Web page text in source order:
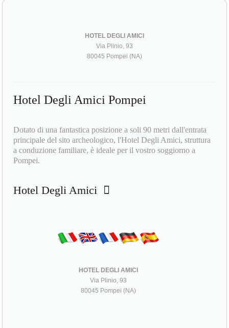
HOTEL DEGLI AMICI
Via Plinio, 93
80045 Pompei (NA)
Hotel Degli Amici Pompei
Dotato di una fantastica posizione a soli 90 metri dall'entrata
principale del sito archeologico, l'Hotel Degli Amici, struttura
a conduzione familiare, è ideale per il vostro soggiorno a
Pompei.
Hotel Degli Amici
HOTEL DEGLI AMICI
Via Plinio, 93
80045 Pompei (NA)